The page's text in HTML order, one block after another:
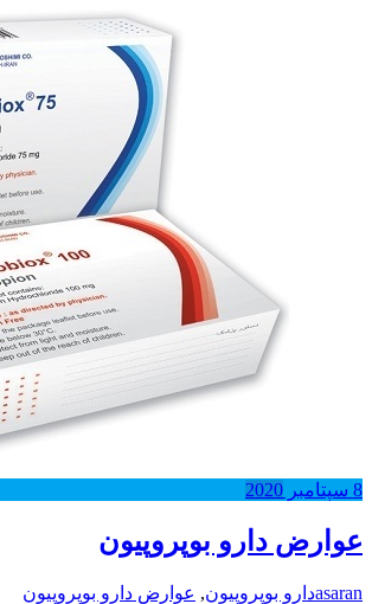
2020
دارو بوپروپیون
بوپروپیون,عوارض دارو بوپروپیون